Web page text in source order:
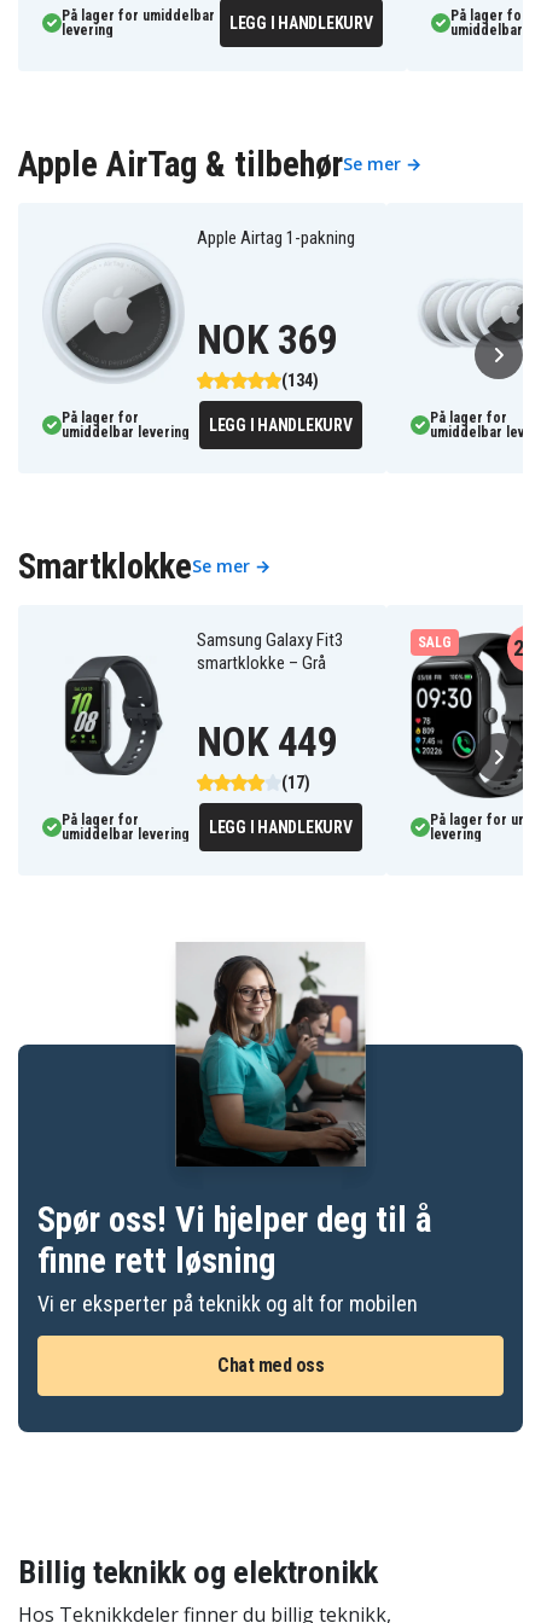
På lager for umiddelbar
levering
LEGG I HANDLEKURV
På lager for
umiddelbar
Apple AirTag & tilbehørSe mer →
Apple Airtag 1-pakning
(134)
NOK 369
På lager for
umiddelbar levering
LEGG I HANDLEKURV
På lager for
umiddelbar
SmartklokkeSe mer →
Samsung Galaxy Fit3
smartklokke – Grå
(17)
NOK 449
På lager for
umiddelbar levering
LEGG I HANDLEKURV
SALG
På lager for
levering
Spør oss! Vi hjelper deg til å
finne rett løsning
Vi er eksperter på teknikk og alt for mobilen
Chat med oss
Billig teknikk og elektronikk
Hos Teknikkdeler finner du billig teknikk,